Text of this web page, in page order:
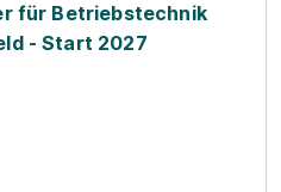
für Betriebstechnik
- Start 2027